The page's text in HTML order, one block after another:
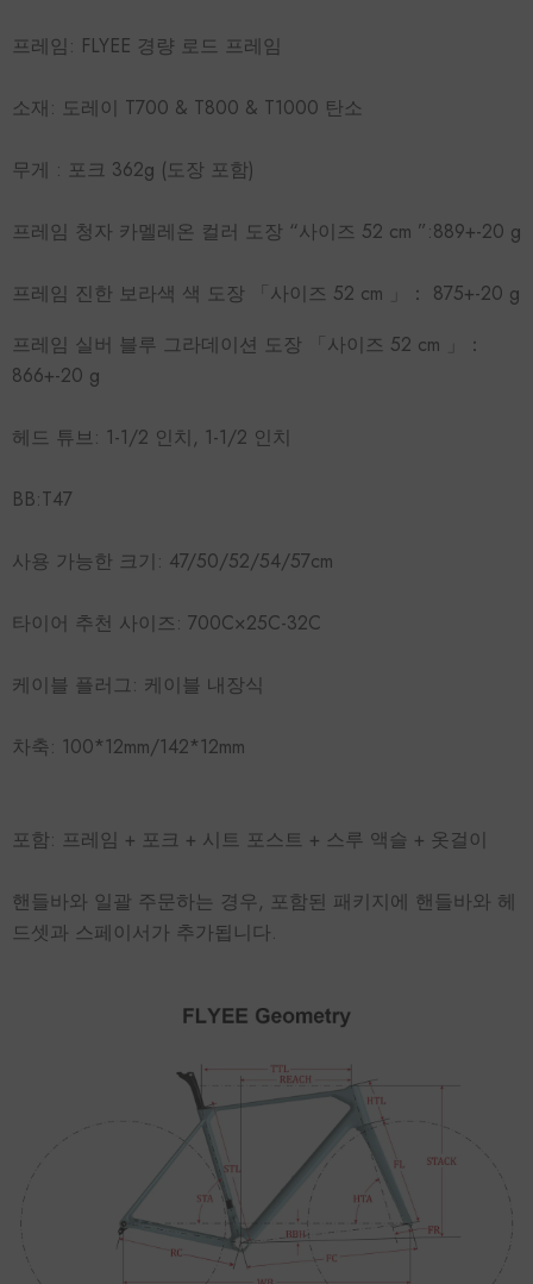
프레임: FLYEE 경량 로드 프레임
소재: 도레이 T700 & T800 & T1000 탄소
무게 : 포크 362g (도장 포함)
프레임 청자 카멜레온 컬러 도장 “사이즈 52 cm ”:889+-20 g
프레임 진한 보라색 색 도장 「사이즈 52 cm 」： 875+-20 g
프레임 실버 블루 그라데이션 도장 「사이즈 52 cm
」：
866+-20 g
헤드 튜브: 1-1/2 인치, 1-1/2 인치
BB:T47
사용 가능한 크기: 47/50/52/54/57cm
타이어 추천 사이즈: 700C×25C-32C
케이블 플러그: 케이블 내장식
차축: 100*12mm/142*12mm
포함: 프레임 + 포크 + 시트 포스트 + 스루 액슬 + 옷걸이
핸들바와 일괄 주문하는 경우, 포함된 패키지에 핸들바와 헤
드셋과 스페이서가 추가됩니다.